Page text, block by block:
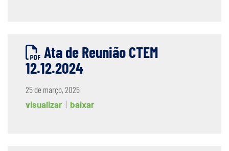
Ata de Reunião CTEM
12.12.2024
25 de março, 2025
visualizar
baixar